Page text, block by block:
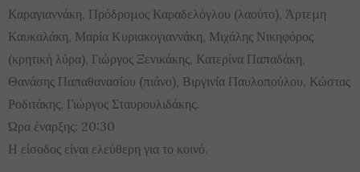
Καραγιαννάκη, Πρόδρομος Καραδελόγλου (λαούτο), Άρτεμη
Καυκαλάκη, Μαρία Κυριακογιαννάκη, Μιχάλης Νικηφόρος
(κρητική λύρα), Γιώργος Ξενικάκης, Κατερίνα Παπαδάκη,
Θανάσης Παπαθανασίου (πιάνο), Βιργινία Παυλοπούλου, Κώστας
Ροδιτάκης, Γιώργος Σταυρουλιδάκης.
Ώρα έναρξης: 20:30
Η είσοδος είναι ελεύθερη για το κοινό.